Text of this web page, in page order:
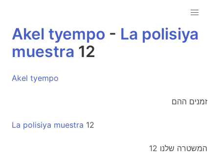
Akel tyempo - La polisiya
muestra 12
Akel tyempo
זמנים ההם
La polisiya muestra 12
המשטרה שלנו 12